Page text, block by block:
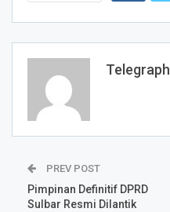
Telegraph
PREV POST
Pimpinan Definitif DPRD
Sulbar Resmi Dilantik